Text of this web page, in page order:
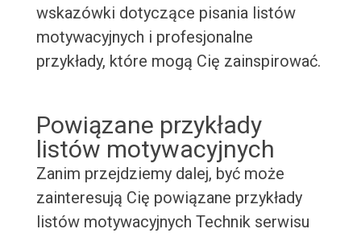
wskazówki dotyczące pisania listów
motywacyjnych i profesjonalne
przykłady, które mogą Cię zainspirować.
Powiązane przykłady
listów motywacyjnych
Zanim przejdziemy dalej, być może
zainteresują Cię powiązane przykłady
listów motywacyjnych Technik serwisu